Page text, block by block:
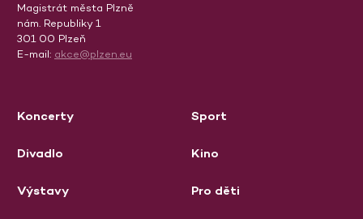
Magistrát města Plzně
nám. Republiky 1
301 00 Plzeň
E-mail: akce@plzen.eu
Koncerty
Divadlo
Výstavy
Sport
Kino
Pro děti